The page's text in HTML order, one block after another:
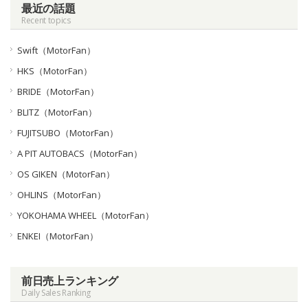
最近の話題
Recent topics
Swift（MotorFan）
HKS（MotorFan）
BRIDE（MotorFan）
BLITZ（MotorFan）
FUJITSUBO（MotorFan）
A PIT AUTOBACS（MotorFan）
OS GIKEN（MotorFan）
OHLINS（MotorFan）
YOKOHAMA WHEEL（MotorFan）
ENKEI（MotorFan）
前日売上ランキング
Daily Sales Ranking